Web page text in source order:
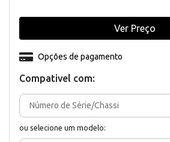
Compativel com:
ou selecione um modelo:
Opções de pagamento
Ver Preço